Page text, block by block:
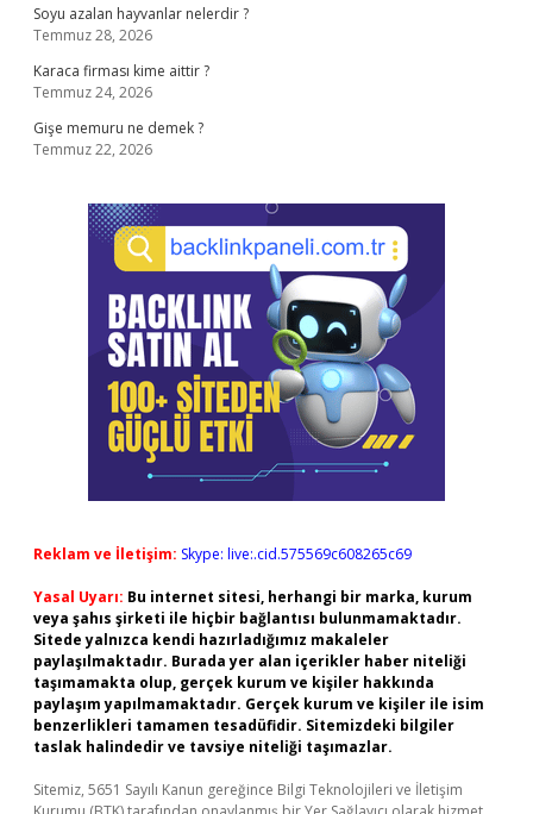
Soyu azalan hayvanlar nelerdir ?
Temmuz 28, 2026
Karaca firması kime aittir ?
Temmuz 24, 2026
Gişe memuru ne demek ?
Temmuz 22, 2026
Reklam ve İletişim: Skype: live:.cid.575569c608265c69
Yasal Uyarı: Bu internet sitesi, herhangi bir marka, kurum
veya şahıs şirketi ile hiçbir bağlantısı bulunmamaktadır.
Sitede yalnızca kendi hazırladığımız makaleler
paylaşılmaktadır. Burada yer alan içerikler haber niteliği
taşımamakta olup, gerçek kurum ve kişiler hakkında
paylaşım yapılmamaktadır. Gerçek kurum ve kişiler ile isim
benzerlikleri tamamen tesadüfidir. Sitemizdeki bilgiler
taslak halindedir ve tavsiye niteliği taşımazlar.
Sitemiz, 5651 Sayılı Kanun gereğince Bilgi Teknolojileri ve İletişim